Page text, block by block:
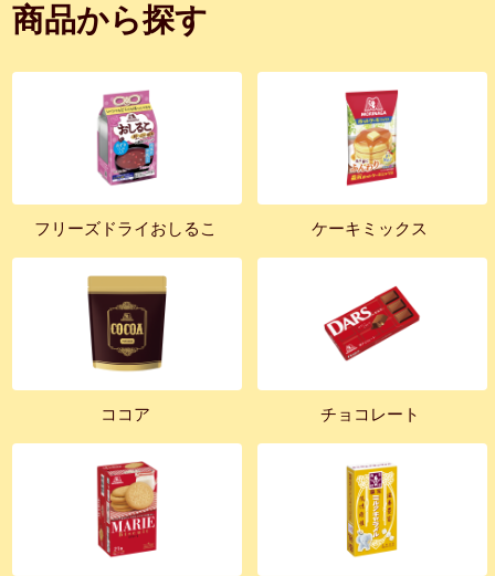
商品から探す
フリーズドライおしるこ ケーキミックス
ココア チョコレート